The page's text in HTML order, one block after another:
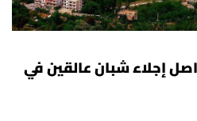
إجلاء شبان عالقين في